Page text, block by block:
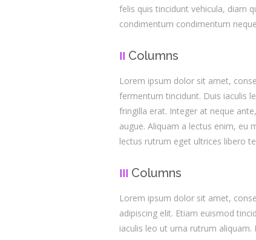
felis quis tincidunt vehicula, diam
condimentum condimentum
II Columns
Lorem ipsum dolor sit amet,
fermentum tincidunt. Duis iaculis
fringilla erat. Integer at neque
augue. Aliquam a lectus enim, eu
lectus rutrum eget ultrices libero
III Columns
Lorem ipsum dolor sit amet,
adipiscing elit. Etiam euismod
iaculis leo ut urna rutrum aliquam.